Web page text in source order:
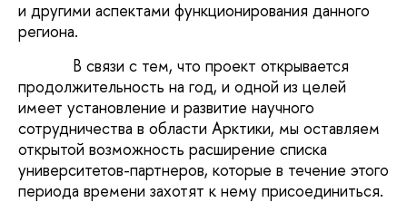
и другими аспектами функционирования данного
региона.
В связи с тем, что проект открывается
продолжительность на год, и одной из целей
имеет установление и развитие научного
сотрудничества в области Арктики, мы оставляем
открытой возможность расширение списка
университетов-партнеров, которые в течение этого
периода времени захотят к нему присоединиться.